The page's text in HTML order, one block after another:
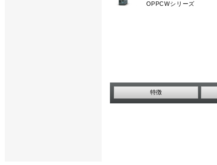
OPPCWシリーズ
特徴